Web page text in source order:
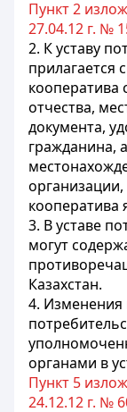
Пункт 2
27.04.12 г. №
2. К уставу
прилагается
кооператива
отчества,
документа,
гражданина,
кооператива
3. В уставе
могут
Казахстан.
4. Изменения
органами в
Пункт 5
24.12.12 г. №